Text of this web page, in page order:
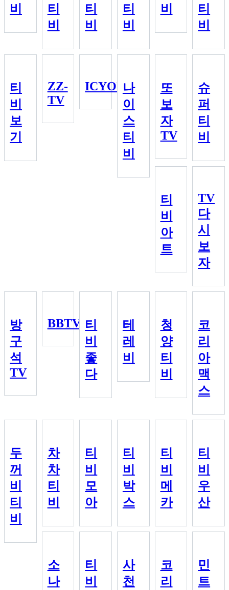
비
티
비
티
비
티
비
비
티
비
티
비
보
기
ZZ-
TV
ICYOU나
이
스
티
비
또
보
자
TV
슈
퍼
티
비
티
비
아
트
TV
다
시
보
자
방
구
석
TV
BBTV 티
비
좋
다
테
레
비
청
양
티
비
코
리
아
맥
스
두
꺼
비
티
비
차
차
티
비
티
비
모
아
티
비
박
스
티
비
메
카
티
비
우
산
소
나
티
비
사
천
코
리
민
트